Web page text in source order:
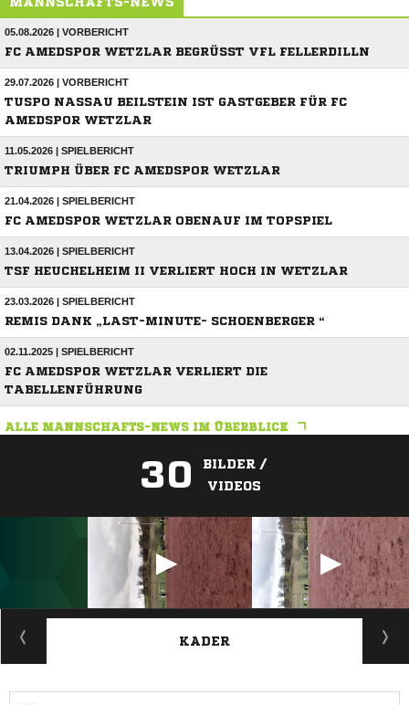
05.08.2026 | VORBERICHT
FC AMEDSPOR WETZLAR BEGRÜSST VFL FELLERDILLN
29.07.2026 | VORBERICHT
TUSPO NASSAU BEILSTEIN IST GASTGEBER FÜR FC
AMEDSPOR WETZLAR
11.05.2026 | SPIELBERICHT
TRIUMPH ÜBER FC AMEDSPOR WETZLAR
21.04.2026 | SPIELBERICHT
FC AMEDSPOR WETZLAR OBENAUF IM TOPSPIEL
13.04.2026 | SPIELBERICHT
TSF HEUCHELHEIM II VERLIERT HOCH IN WETZLAR
23.03.2026 | SPIELBERICHT
REMIS DANK „LAST-MINUTE- SCHOENBERGER “
02.11.2025 | SPIELBERICHT
FC AMEDSPOR WETZLAR VERLIERT DIE
TABELLENFÜHRUNG
ALLE MANNSCHAFTS-NEWS IM ÜBERBLICK
30
BILDER /
VIDEOS
ANZEIGE
KADER